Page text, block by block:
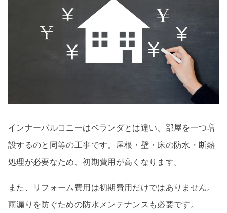
インナーバルコニーはベランダとは違い、部屋を一つ増
設するのと同等の工事です。屋根・壁・床の防水・断熱
処理が必要なため、初期費用が高くなります。
また、リフォーム費用は初期費用だけではありません。
雨漏りを防ぐための防水メンテナンスも必要です。